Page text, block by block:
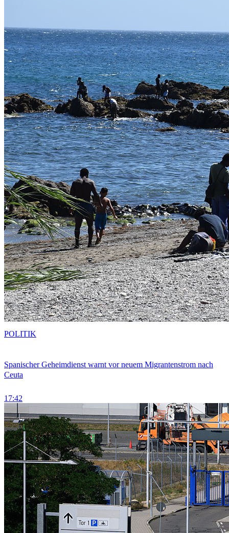
Spanischer Geheimdienst warnt vor neuem Migrantenstrom nach
Ceuta
17:42
POLITIK